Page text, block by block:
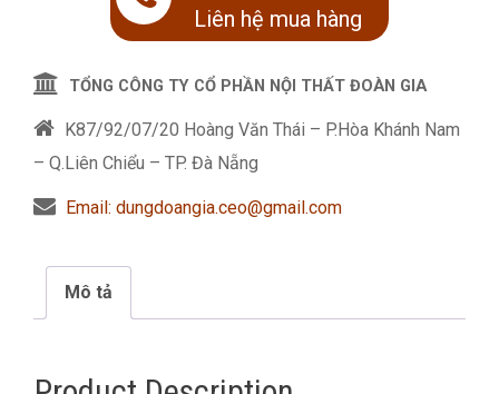
Liên hệ mua hàng
TỔNG CÔNG TY CỔ PHẦN NỘI THẤT ĐOÀN GIA
K87/92/07/20 Hoàng Văn Thái – P.Hòa Khánh Nam
– Q.Liên Chiểu – TP. Đà Nẵng
Email: dungdoangia.ceo@gmail.com
Mô tả